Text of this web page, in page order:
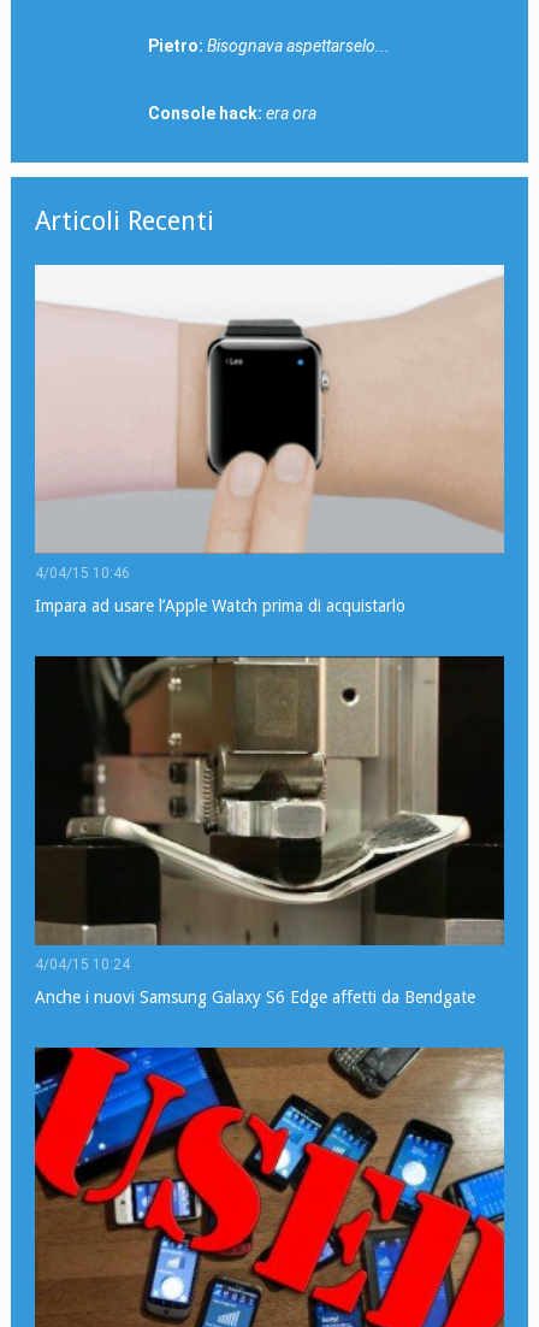
Pietro: Bisognava aspettarselo...
Console hack: era ora
Articoli Recenti
4/04/15 10:46
Impara ad usare l’Apple Watch prima di acquistarlo
4/04/15 10:24
Anche i nuovi Samsung Galaxy S6 Edge affetti da Bendgate